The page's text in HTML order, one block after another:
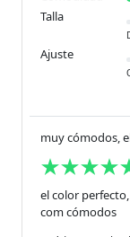
Talla
Ajuste
muy cómodos,
el color
com cómodos